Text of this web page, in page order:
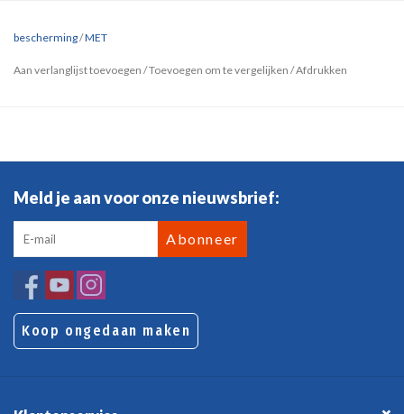
bescherming/MET
Aan verlanglijst toevoegen /Toevoegen om te vergelijken /Afdrukken
Meld je aan voor onze nieuwsbrief:
Abonneer
Koop ongedaan maken